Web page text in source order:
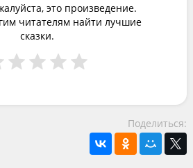
это произведение.
читателям найти лучшие
сказки.
Поделиться: